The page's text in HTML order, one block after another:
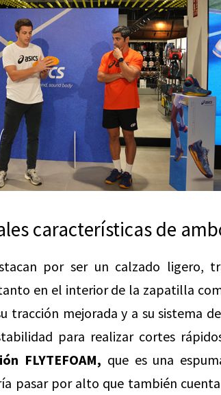
características de
por ser un calzado ligero,
en el interior de la zapatilla
tracción mejorada y a su sistema
para realizar cortes
FLYTEFOAM, que es una
pasar por alto que también